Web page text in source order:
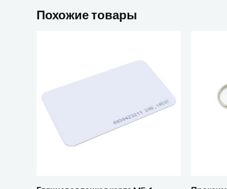
Похожие товары